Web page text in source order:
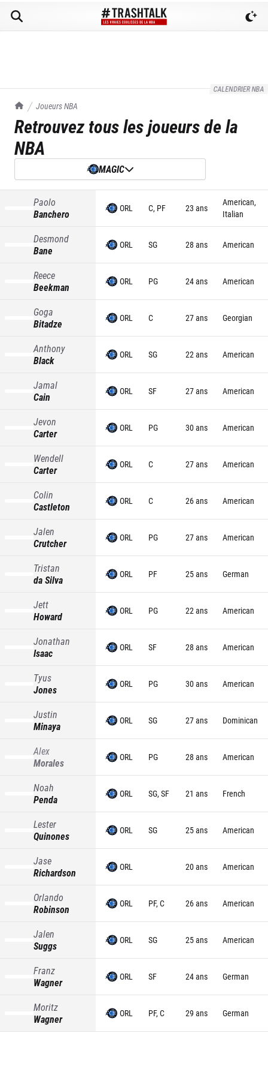
CALENDRIER NBA
TrashTalk Actu NBA
Joueurs NBA
Retrouvez tous les joueurs de la
NBA
MAGIC
Paolo
Banchero
ORL C, PF 23 ans
American,
Italian
Desmond
Bane
ORL SG 28 ans American
Reece
Beekman
ORL PG 24 ans American
Goga
Bitadze
ORL C 27 ans Georgian
Anthony
Black
ORL SG 22 ans American
Jamal
Cain
ORL SF 27 ans American
Jevon
Carter
ORL PG 30 ans American
Wendell
Carter
ORL C 27 ans American
Colin
Castleton
ORL C 26 ans American
Jalen
Crutcher
ORL PG 27 ans American
Tristan
da Silva
ORL PF 25 ans German
Jett
Howard
ORL PG 22 ans American
Jonathan
Isaac
ORL SF 28 ans American
Tyus
Jones
ORL PG 30 ans American
Justin
Minaya
ORL SG 27 ans Dominican
Alex
Morales
ORL PG 28 ans American
Noah
Penda
ORL SG, SF 21 ans French
Lester
Quinones
ORL SG 25 ans American
Jase
Richardson
ORL 20 ans American
Orlando
Robinson
ORL PF, C 26 ans American
Jalen
Suggs
ORL SG 25 ans American
Franz
Wagner
ORL SF 24 ans German
Moritz
Wagner
ORL PF, C 29 ans German